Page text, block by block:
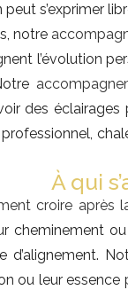
peut s’exprimer
notre
l’évolution
des éclairages
professionnel,
À qui
croire après
cheminement
ou leur